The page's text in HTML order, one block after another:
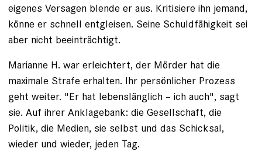
eigenes Ver­sagen blende er aus. Kritisiere ihn jemand,
könne er schnell entgleisen. Seine Schuldfähigkeit sei
aber nicht beeinträchtigt.
Marianne H. war erleichtert, der Mörder hat die
maximale Strafe erhalten. Ihr persönlicher Prozess
geht ­weiter. "Er hat lebenslänglich – ich auch", sagt
sie. Auf ihrer Anklage­bank: die Gesellschaft, die
Politik, die Medien, sie selbst und das Schicksal,
wieder und wieder, jeden Tag.